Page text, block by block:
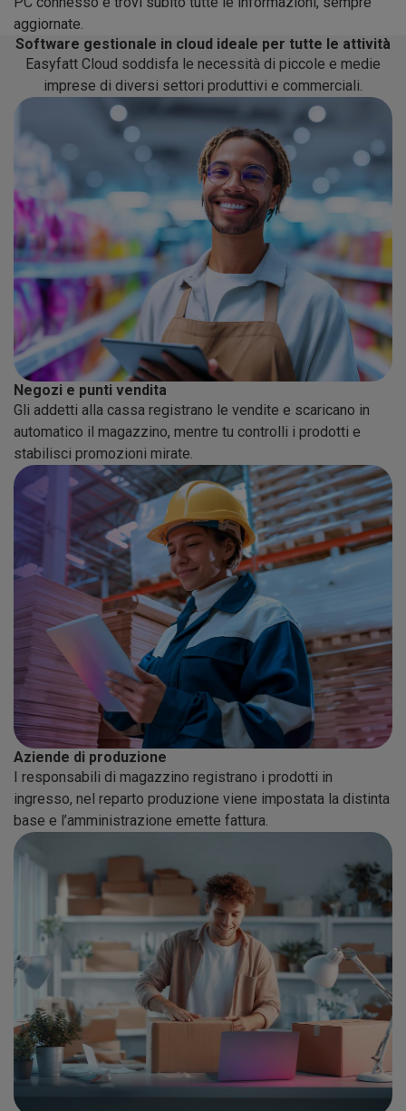
aggiornate.
Software gestionale in cloud ideale per tutte le attività
Easyfatt Cloud soddisfa le necessità di piccole e medie
imprese di diversi settori produttivi e commerciali.
Negozi e punti vendita
Gli addetti alla cassa registrano le vendite e scaricano in
automatico il magazzino, mentre tu controlli i prodotti e
stabilisci promozioni mirate.
Aziende di produzione
I responsabili di magazzino registrano i prodotti in
ingresso, nel reparto produzione viene impostata la distinta
base e l’amministrazione emette fattura.